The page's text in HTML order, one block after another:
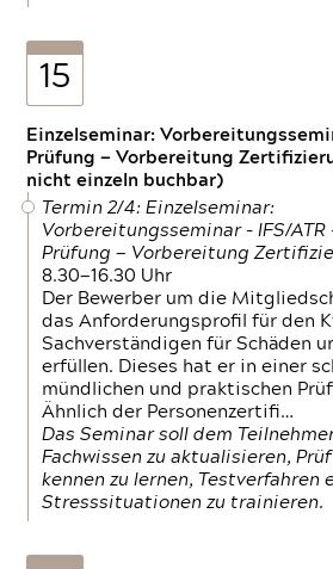
15
Einzelseminar:
Prüfung — Vorbereitung
nicht einzeln buchbar)
Termin 2/4: Einzelseminar:
Vorbereitungsseminar - IFS/ATR
Prüfung — Vorbereitung
8.30—16.30 Uhr
Der Bewerber um die
das Anforderungsprofil für den
Sachverständigen für Schäden
erfüllen. Dieses hat er in einer
mündlichen und praktischen
Ähnlich der Personenzertifi…
Das Seminar soll dem
Fachwissen zu aktualisieren,
kennen zu lernen, Testverfahren
Stresssituationen zu trainieren.